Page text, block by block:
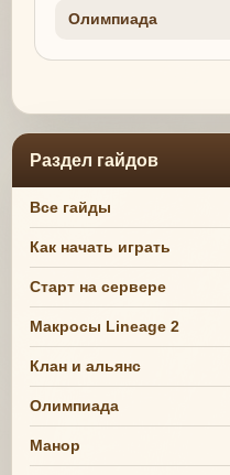
Олимпиада
Раздел гайдов
Все гайды
Как начать играть
Старт на сервере
Макросы Lineage 2
Клан и альянс
Олимпиада
Манор